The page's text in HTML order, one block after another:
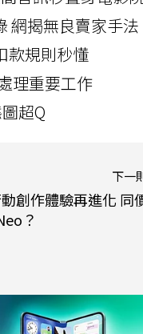
網揭無良賣家手法
款規則秒懂
理重要工作
超Q
下一
創作體驗再進化 同
？